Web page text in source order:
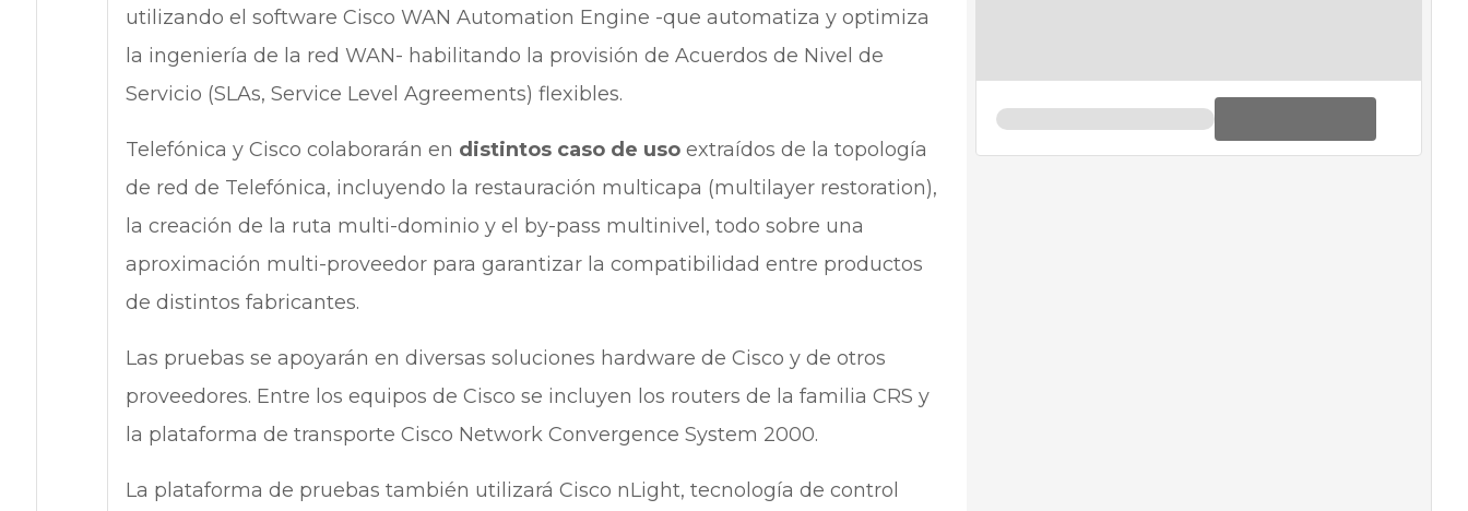
utilizando el software Cisco WAN Automation Engine -que automatiza y optimiza
la ingeniería de la red WAN- habilitando la provisión de Acuerdos de Nivel de
Servicio (SLAs, Service Level Agreements) flexibles.
Telefónica y Cisco colaborarán en distintos caso de uso extraídos de la topología
de red de Telefónica, incluyendo la restauración multicapa (multilayer restoration),
la creación de la ruta multi-dominio y el by-pass multinivel, todo sobre una
aproximación multi-proveedor para garantizar la compatibilidad entre productos
de distintos fabricantes.
Las pruebas se apoyarán en diversas soluciones hardware de Cisco y de otros
proveedores. Entre los equipos de Cisco se incluyen los routers de la familia CRS y
la plataforma de transporte Cisco Network Convergence System 2000.
La plataforma de pruebas también utilizará Cisco nLight, tecnología de control